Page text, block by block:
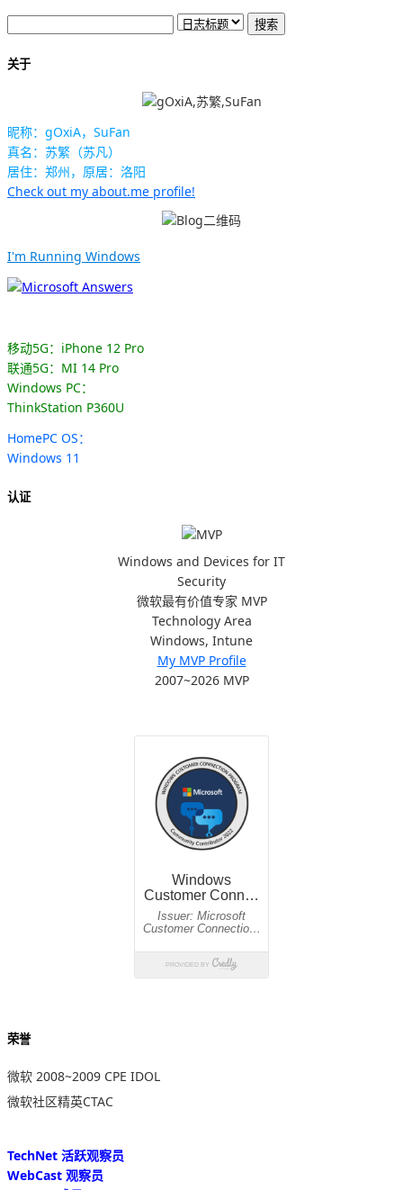
关于
昵称：gOxiA，SuFan
真名：苏繁（苏凡）
居住：郑州，原居：洛阳
Check out my about.me profile!
I'm Running Windows
移动5G：iPhone 12 Pro
联通5G：MI 14 Pro
Windows PC：
ThinkStation P360U
HomePC OS：
Windows 11
认证
Windows and Devices for IT
Security
微软最有价值专家 MVP
Technology Area
Windows, Intune
My MVP Profile
2007~2026 MVP
荣誉
微软 2008~2009 CPE IDOL
微软社区精英CTAC
TechNet 活跃观察员
WebCast 观察员